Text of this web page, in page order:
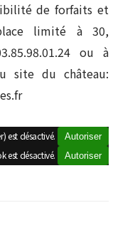
de forfaits et
limité à 30,
ou à
site du château:
est désactivé. Autoriser
est désactivé. Autoriser